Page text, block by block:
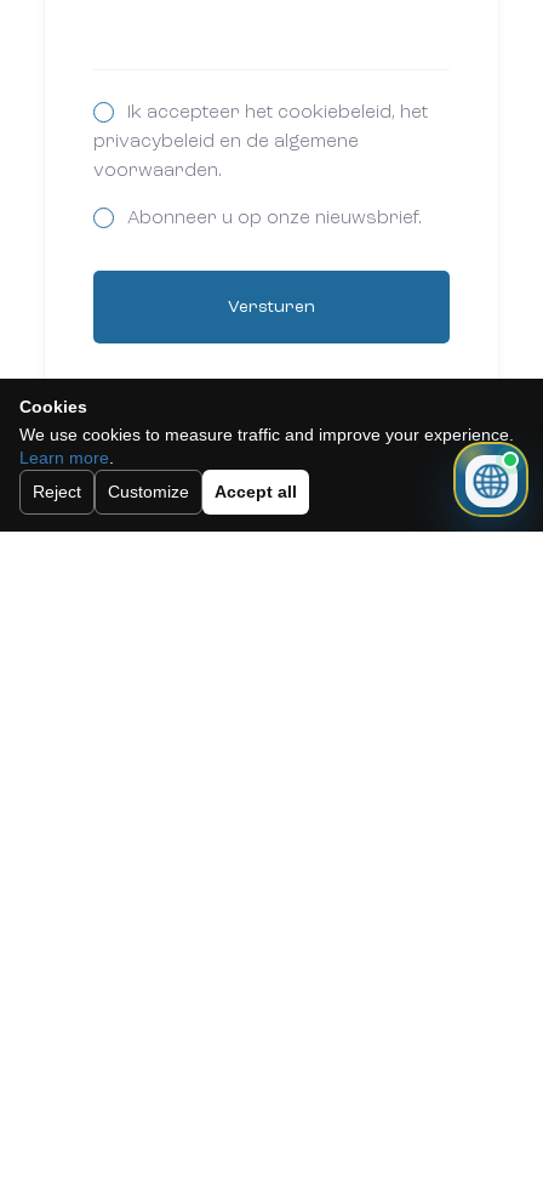
Ik accepteer het cookiebeleid, het
privacybeleid en de algemene
voorwaarden.
Abonneer u op onze nieuwsbrief.
Versturen
Need a mortgage for this
Cookies
We use cookies to measure traffic and improve your experience.
Learn more
Reject
Customize Accept all